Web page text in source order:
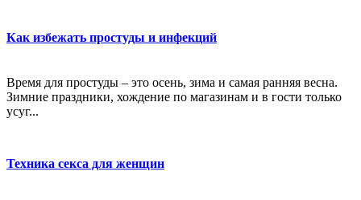
Как избежать простуды и инфекций
Время для простуды – это осень, зима и самая ранняя весна.
Зимние праздники, хождение по магазинам и в гости только
усуг...
Техника секса для женщин